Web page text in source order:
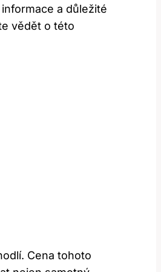
a důležité
vědět o této
Cena tohoto